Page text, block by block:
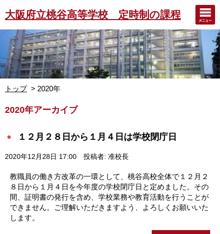
大阪府立桃谷高等学校 定時制の課程
トップ 2020年
2020年アーカイブ
１２月２８日から１月４日は学校閉庁日
2020年12月28日 17:00 投稿者: 准校長
教職員の働き方改革の一環として、桃谷高校全体で１２月２
８日から１月４日を今年度の学校閉庁日と定めました。その
間、証明書の発行を含め、学校業務や教育活動を行うことが
できません。ご理解いただきますよう、よろしくお願いいた
します。